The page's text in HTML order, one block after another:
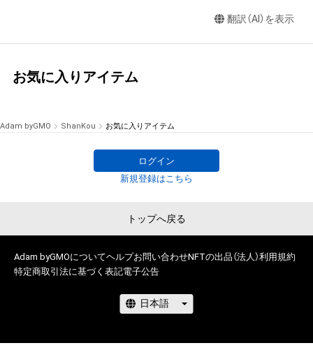
翻訳（AI）を表示
お気に入りアイテム
Adam byGMO ShanKou お気に入りアイテム
ログイン
新規登録はこちら
トップへ戻る
Adam byGMOについてヘルプお問い合わせNFTの出品（法人）利用規約
特定商取引法に基づく表記電子公告